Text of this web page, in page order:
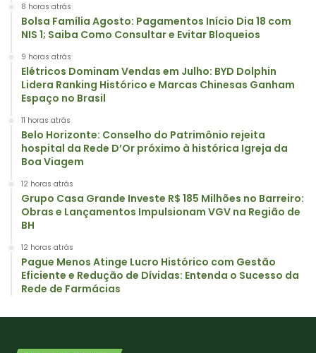
8 horas atrás
Bolsa Família Agosto: Pagamentos Início Dia 18 com
NIS 1; Saiba Como Consultar e Evitar Bloqueios
9 horas atrás
Elétricos Dominam Vendas em Julho: BYD Dolphin
Lidera Ranking Histórico e Marcas Chinesas Ganham
Espaço no Brasil
11 horas atrás
Belo Horizonte: Conselho do Patrimônio rejeita
hospital da Rede D’Or próximo à histórica Igreja da
Boa Viagem
12 horas atrás
Grupo Casa Grande Investe R$ 185 Milhões no Barreiro:
Obras e Lançamentos Impulsionam VGV na Região de
BH
12 horas atrás
Pague Menos Atinge Lucro Histórico com Gestão
Eficiente e Redução de Dívidas: Entenda o Sucesso da
Rede de Farmácias